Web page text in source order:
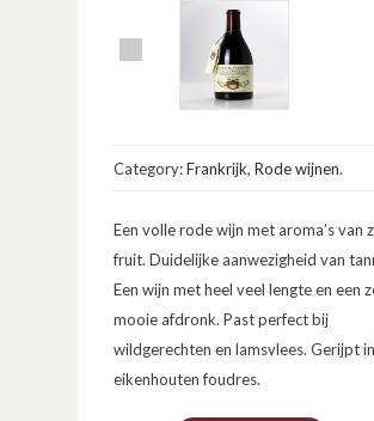
Category:Frankrijk, Rode wijnen.
Een volle rode wijn met aroma’s van
fruit. Duidelijke aanwezigheid van
Een wijn met heel veel lengte en een
mooie afdronk. Past perfect bij
wildgerechten en lamsvlees. Gerijpt in
eikenhouten foudres.